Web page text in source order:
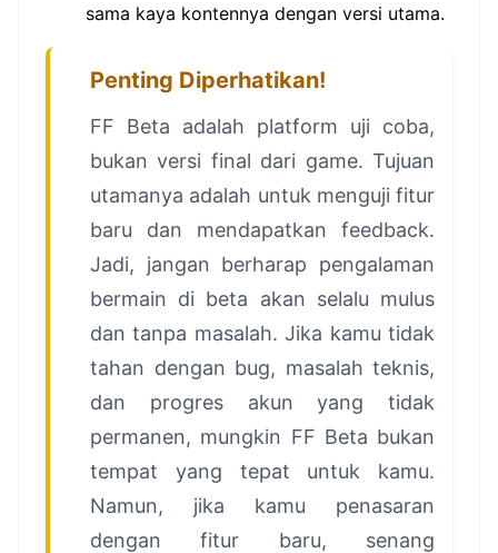
sama kaya kontennya dengan versi utama.
Penting Diperhatikan!
FF Beta adalah platform uji coba,
bukan versi final dari game. Tujuan
utamanya adalah untuk menguji fitur
baru dan mendapatkan feedback.
Jadi, jangan berharap pengalaman
bermain di beta akan selalu mulus
dan tanpa masalah. Jika kamu tidak
tahan dengan bug, masalah teknis,
dan progres akun yang tidak
permanen, mungkin FF Beta bukan
tempat yang tepat untuk kamu.
Namun, jika kamu penasaran
dengan fitur baru, senang